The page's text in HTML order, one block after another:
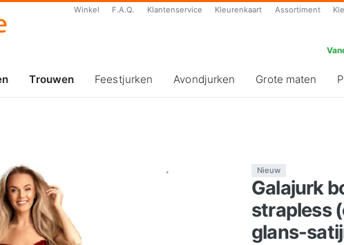
Winkel F.A.Q. Klantenservice Kleurenkaart Assortiment
Trouwen Feestjurken Avondjurken Grote maten
Nieuw
Galajurk
strapless
glans-